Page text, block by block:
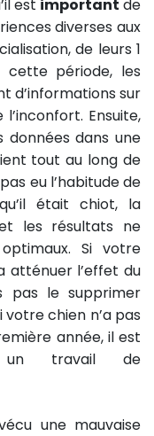
est important de
diverses aux
de leurs 1
cette période, les
d’informations sur
Ensuite,
données dans une
tout au long de
eu l’habitude de
était chiot, la
les résultats ne
Si votre
atténuer l’effet du
pas le supprimer
chien n’a pas
année, il est
un travail de
une mauvaise